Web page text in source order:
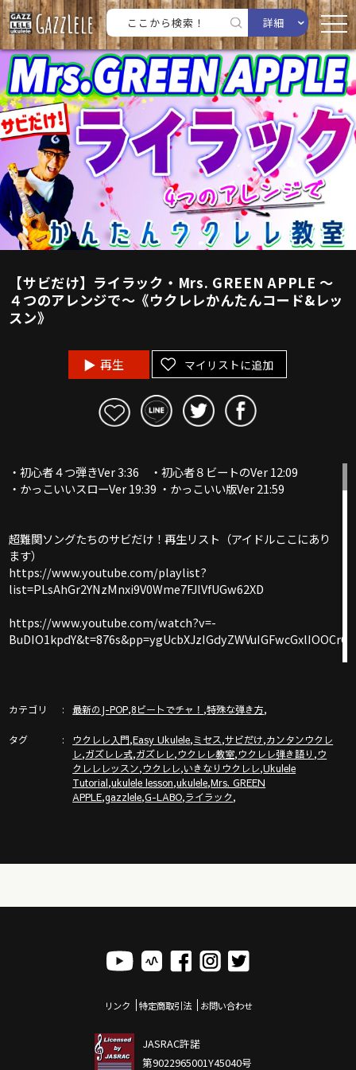
詳細
【サビだけ】ライラック・Mrs. GREEN APPLE 〜
４つのアレンジで〜《ウクレレかんたんコード&レッ
スン》
再生 マイリストに追加
・初心者４つ弾きVer 3:36 ・初心者８ビートのVer 12:09
・かっこいいスローVer 19:39 ・かっこいい版Ver 21:59
超難関ソングたちのサビだけ！再生リスト（アイドルここにあり
ます）
https://www.youtube.com/playlist?
list=PLsAhGr2YNzMnxi9V0Wme7FJlVfUGw62XD
https://www.youtube.com/watch?v=-
vnLUY&list=RDlSpwg-
https://www.shimamura.co.jp/shop/musashimurayama/
3/20 愛知・イオンモール豊川店
https://www.shimamura.co.jp/shop/toyokawa/article/etc/
▶︎▶︎ガズの新刊「ハンディー版③」予約スタート！Tシャツセッ
カテゴリ 最新のJ-POP,8ビートでチャ！ ,特殊な弾き方,
タグ ウクレレ入門,Easy Ukulele,ミセス,サビだけ,カンタンウクレ
レ,ガズレレ式,ガズレレ,ウクレレ教室,ウクレレ弾き語り ,ウ
クレレレッスン,ウクレレ,いきなりウクレレ,Ukulele
Tutorial,ukulele lesson,ukulele,Mrs. GREEN
APPLE,gazzlele,G-LABO,ライラック,
リンク 特定商取引法 お問い合わせ
JASRAC許諾
第9022965001Y45040号